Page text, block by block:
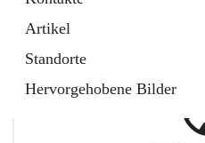
Artikel
Standorte
Hervorgehobene Bilder